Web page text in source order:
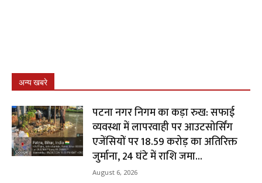
अन्य खबरे
पटना नगर निगम का कड़ा रुख: सफाई
व्यवस्था में लापरवाही पर आउटसोर्सिंग
एजेंसियों पर ₹18.59 करोड़ का अतिरिक्त
जुर्माना, 24 घंटे में राशि जमा...
August 6, 2026